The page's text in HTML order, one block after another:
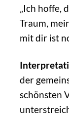
„Ich hoffe,
Traum,
mit dir ist
der
schönsten